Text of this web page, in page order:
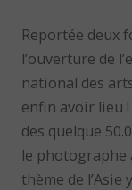
Reportée deux
l’ouverture de
national des
enfin avoir lieu
des quelque
le photographe
thème de